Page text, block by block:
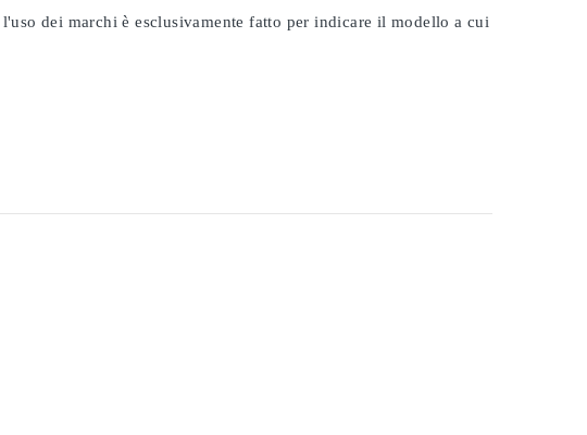
dei marchi è esclusivamente fatto per indicare il modello a cui